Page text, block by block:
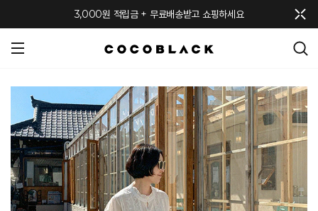
3,000원 적립금 + 무료배송받고 쇼핑하세요